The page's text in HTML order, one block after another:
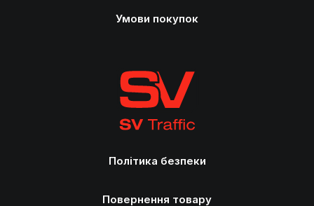
Політика безпеки
Повернення товару
Умови покупок